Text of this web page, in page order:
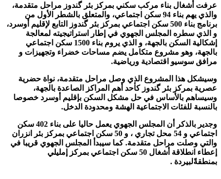
عرفت أشغال بناء مركب سكني بمركز بئر گندوز مراحل متقدمة،
والذي يهم بناء 94 سكن اجتماعي، والمتعلق بالشطر الأول من
برنامج بناء 500 سكن اجتماعي بمركز بئر گندوز التابع لإقليم أوسرد،
و الذي سطره المجلس الجهوي في إطار استراتيجيته لمعالجة
إشكالية السكن بالجهة، و الذي يروم بناء 1500 سكن اجتماعي
بالجهة، وهو مشروع متكامل يضم مساحات خضراء وتجهيزات و
مرافق سوسيو اقتصادية ورياضية.
وسيشكل هذا المشروع الذي وصل مراحل متقدمة، نواة حضرية
عصرية بمركز بئر گندوز كأحد أهم المراكز الصاعدة بالجهة،
وسيساهم بالأساس في حل مشكل السكن بإقليم أوسرد خصوصا
بالنسبة للفئات الاجتماعية الهشة ومحدودة الدخل.
وجدير بالذكر أن المجلس الجهوي يعمل حاليا على بناء 402 سكن
اجتماعي و 54 محل تجاري ، و 50 سكن اجتماعي بمركز بئر انزران
والتي وصلت مراحل متقدمة. كما سيبدأ المجلس الجهوي قريبا في
إعطاء انطلاقة أشغال 50 سكن اجتماعي بمركز إمليلي
بمنطقةًلبيردة .